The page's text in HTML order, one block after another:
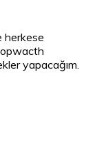
herkese
yapacağım.